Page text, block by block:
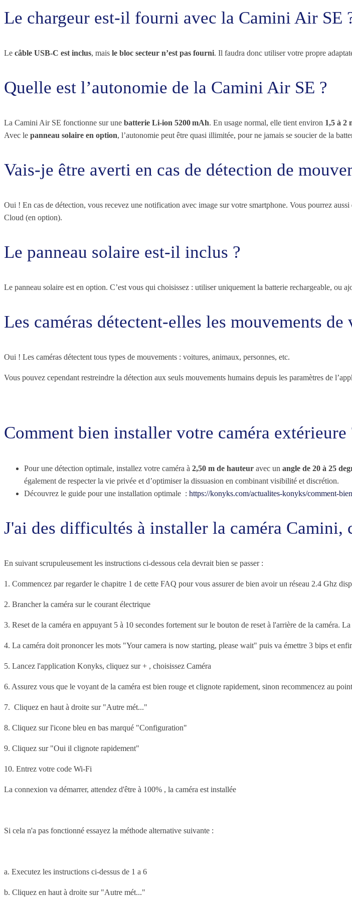
Le chargeur est-il fourni avec la Camini Air SE
Le câble USB‑C est inclus, mais le bloc secteur n’est pas fourni. Il faudra donc utiliser votre propre
Quelle est l’autonomie de la Camini Air SE ?
La Camini Air SE fonctionne sur une batterie Li-ion 5200 mAh. En usage normal, elle tient environ 1,5 à 2
Avec le panneau solaire en option, l’autonomie peut être quasi illimitée, pour ne jamais se soucier de la
Vais-je être averti en cas de détection de
Oui ! En cas de détection, vous recevez une notification avec image sur votre smartphone. Vous pourrez
Cloud (en option).
Le panneau solaire est-il inclus ?
Le panneau solaire est en option. C’est vous qui choisissez : utiliser uniquement la batterie rechargeable, ou
Les caméras détectent-elles les mouvements
Oui ! Les caméras détectent tous types de mouvements : voitures, animaux, personnes, etc.
Vous pouvez cependant restreindre la détection aux seuls mouvements humains depuis les paramètres de
Comment bien installer votre caméra extérieure
Pour une détection optimale, installez votre caméra à 2,50 m de hauteur avec un angle de 20 à 25
également de respecter la vie privée et d’optimiser la dissuasion en combinant visibilité et discrétion.
Découvrez le guide pour une installation optimale : https://konyks.com/actualites-konyks/comment-
J'ai des difficultés à installer la caméra Camini,
En suivant scrupuleusement les instructions ci-dessous cela devrait bien se passer :
1. Commencez par regarder le chapitre 1 de cette FAQ pour vous assurer de bien avoir un réseau 2.4 Ghz
2. Brancher la caméra sur le courant électrique
3. Reset de la caméra en appuyant 5 à 10 secondes fortement sur le bouton de reset à l'arrière de la caméra.
4. La caméra doit prononcer les mots "Your camera is now starting, please wait" puis va émettre 3 bips et
5. Lancez l'application Konyks, cliquez sur + , choisissez Caméra
6. Assurez vous que le voyant de la caméra est bien rouge et clignote rapidement, sinon recommencez au
7. Cliquez en haut à droite sur "Autre mét..."
8. Cliquez sur l'icone bleu en bas marqué "Configuration"
9. Cliquez sur "Oui il clignote rapidement"
10. Entrez votre code Wi-Fi
La connexion va démarrer, attendez d'être à 100% , la caméra est installée
Si cela n'a pas fonctionné essayez la méthode alternative suivante :
a. Executez les instructions ci-dessus de 1 a 6
b. Cliquez en haut à droite sur "Autre mét..."